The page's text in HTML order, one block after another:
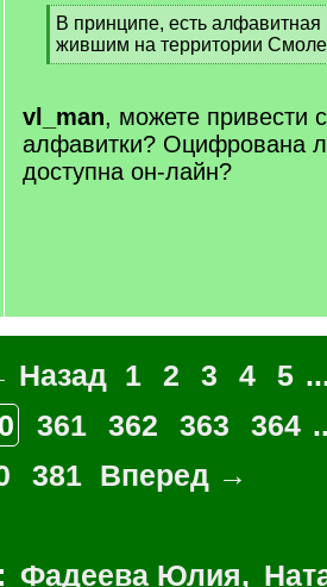
[
q
]
В принципе, есть алфавитная
жившим на территории
[
q
]
vl_man, можете привести
алфавитки? Оцифрована
доступна он-лайн?
Назад 1 2 3 4 5
361 362 363 364
381 Вперед →
Фадеева Юлия,